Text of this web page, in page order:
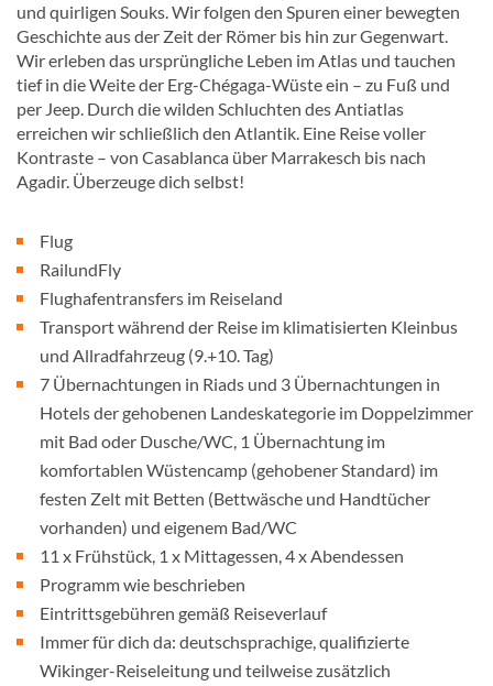
und quirligen Souks. Wir folgen den Spuren einer bewegten
Geschichte aus der Zeit der Römer bis hin zur Gegenwart.
Wir erleben das ursprüngliche Leben im Atlas und tauchen
tief in die Weite der Erg-Chégaga-Wüste ein – zu Fuß und
per Jeep. Durch die wilden Schluchten des Antiatlas
erreichen wir schließlich den Atlantik. Eine Reise voller
Kontraste – von Casablanca über Marrakesch bis nach
Agadir. Überzeuge dich selbst!
Flug
RailundFly
Flughafentransfers im Reiseland
Transport während der Reise im klimatisierten Kleinbus
und Allradfahrzeug (9.+10. Tag)
7 Übernachtungen in Riads und 3 Übernachtungen in
Hotels der gehobenen Landeskategorie im Doppelzimmer
mit Bad oder Dusche/WC, 1 Übernachtung im
komfortablen Wüstencamp (gehobener Standard) im
festen Zelt mit Betten (Bettwäsche und Handtücher
vorhanden) und eigenem Bad/WC
11 x Frühstück, 1 x Mittagessen, 4 x Abendessen
Programm wie beschrieben
Eintrittsgebühren gemäß Reiseverlauf
Immer für dich da: deutschsprachige, qualifizierte
Wikinger-Reiseleitung und teilweise zusätzlich